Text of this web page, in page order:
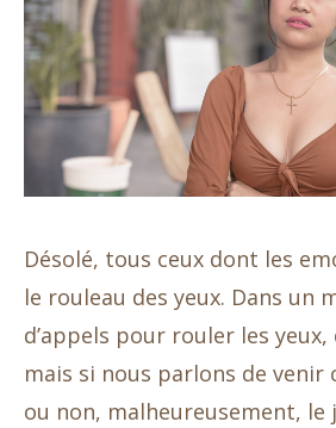
Désolé, tous ceux dont les
le rouleau des yeux. Dans un
d’appels pour rouler les yeux,
mais si nous parlons de
ou non, malheureusement, le